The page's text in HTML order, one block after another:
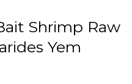
Shrimp Raw
Yem